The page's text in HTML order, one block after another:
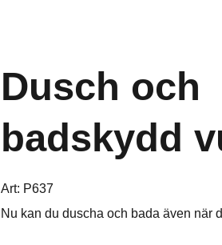
Dusch och
badskydd
Art: P637
Nu kan du duscha och bada även när